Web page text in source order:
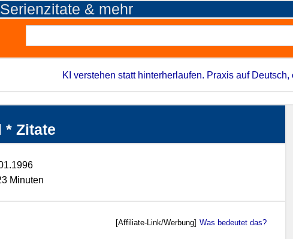
& mehr
KI verstehen statt hinterherlaufen. Praxis auf
* Zitate
Minuten
[Affiliate-Link/Werbung] Was bedeutet das?